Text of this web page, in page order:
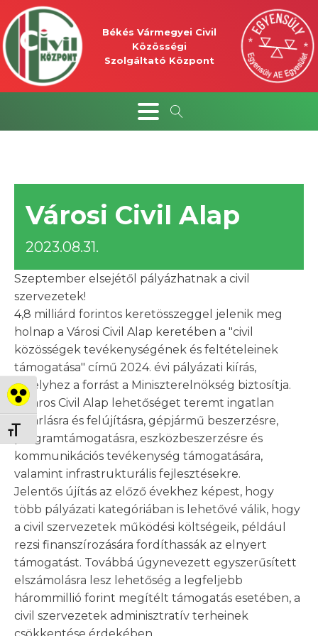
Nagy kontraszt váltása
Betűméret váltása
Békés Vármegyei Civil
Közösségi
Szolgáltató Központ
Városi Civil Alap
2023.08.31.
Szeptember elsejétől pályázhatnak a civil
szervezetek!
4,8 milliárd forintos keretösszeggel jelenik meg
holnap a Városi Civil Alap keretében a "civil
közösségek tevékenységének és feltételeinek
támogatása" című 2024. évi pályázati kiírás,
amelyhez a forrást a Miniszterelnökség biztosítja.
A Város Civil Alap lehetőséget teremt ingatlan
vásárlásra és felújításra, gépjármű beszerzésre,
programtámogatásra, eszközbeszerzésre és
kommunikációs tevékenység támogatására,
valamint infrastrukturális fejlesztésekre.
Jelentős újítás az előző évekhez képest, hogy
több pályázati kategóriában is lehetővé válik, hogy
a civil szervezetek működési költségeik, például
rezsi finanszírozására fordíthassák az elnyert
támogatást. Továbbá úgynevezett egyszerűsített
elszámolásra lesz lehetőség a legfeljebb
hárommillió forint megítélt támogatás esetében, a
civil szervezetek adminisztratív terheinek